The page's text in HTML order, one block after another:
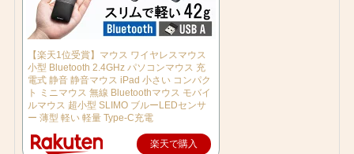
【楽天1位受賞】マウス ワイヤレスマウス
小型 Bluetooth 2.4GHz パソコンマウス 充
電式 静音 静音マウス iPad 小さい コンパク
ト ミニマウス 無線 Bluetoothマウス モバイ
ルマウス 超小型 SLIMO ブルーLEDセンサ
ー 薄型 軽い 軽量 Type-C充電
楽天で購入